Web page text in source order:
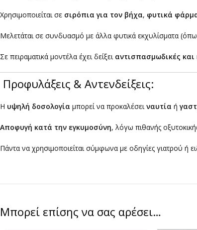
Χρησιμοποιείται σε σιρόπια για τον βήχα, φυτικά
Μελετάται σε συνδυασμό με άλλα φυτικά εκχυλίσματα
Σε πειραματικά μοντέλα έχει δείξει αντισπασμωδικές και
Προφυλάξεις & Αντενδείξεις:
Η υψηλή δοσολογία μπορεί να προκαλέσει ναυτία ή
Αποφυγή κατά την εγκυμοσύνη, λόγω πιθανής
Πάντα να χρησιμοποιείται σύμφωνα με οδηγίες γιατρού ή
Μπορεί επίσης να σας αρέσει…